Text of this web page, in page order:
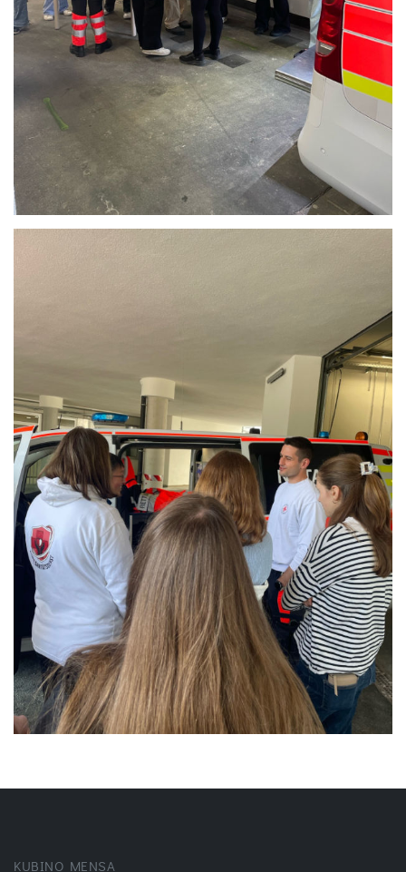
KUBINO MENSA